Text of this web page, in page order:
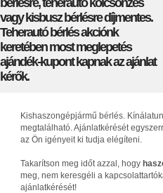
vagy kisbusz bérlésre díjmentes.
Teherautó bérlés akciónk
keretében most meglepetés
ajándék-kupont kapnak az ajánlat
kérők.
Kishaszongépjármű bérlés.
megtalálható. Ajánlatkérését
az Ön igényeit ki tudja elégíteni.
Takarítson meg időt azzal, hogy
meg, nem keresgéli a
ajánlatkérését!